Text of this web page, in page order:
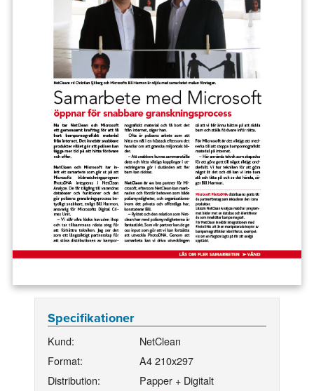
Specifikationer
Kund:
NetClean
Format:
A4 210x297
Distribution:
Papper + Digitalt